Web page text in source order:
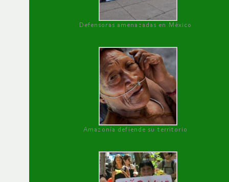
Defensoras amenazadas en México
Amazonía defiende su territorio